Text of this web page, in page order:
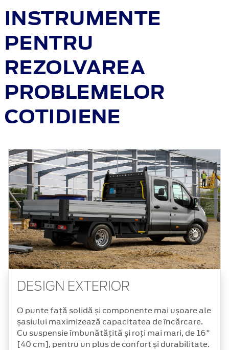
INSTRUMENTE
PENTRU
REZOLVAREA
PROBLEMELOR
COTIDIENE
DESIGN EXTERIOR
O punte față solidă și componente mai ușoare ale
șasiului maximizează capacitatea de încărcare.
Cu suspensie îmbunătățită și roți mai mari, de 16"
[40 cm], pentru un plus de confort și durabilitate.